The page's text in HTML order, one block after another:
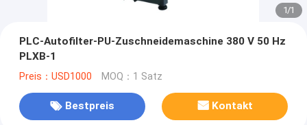
1/1
PLC-Autofilter-PU-Zuschneidemaschine 380 V 50 Hz
PLXB-1
Preis：USD1000 MOQ：1 Satz
Bestpreis Kontakt